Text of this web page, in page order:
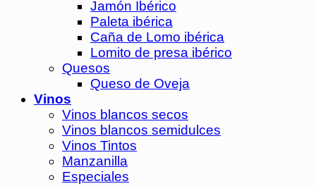
Jamón Ibérico
Paleta ibérica
Caña de Lomo ibérica
Lomito de presa ibérico
Quesos
Queso de Oveja
Vinos
Vinos blancos secos
Vinos blancos semidulces
Vinos Tintos
Manzanilla
Especiales